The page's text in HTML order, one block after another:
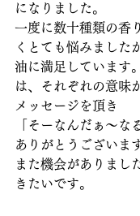
になりました。
一度に数十種類の香
くとても悩みました
油に満足しています
は、それぞれの意味
メッセージを頂き
「そーなんだぁ〜な
ありがとうございま
また機会がありまし
きたいです。